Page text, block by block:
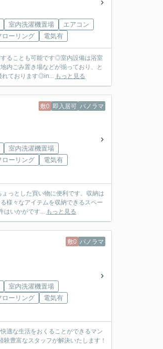
室内洗濯機置場
エアコン
ローリング 電気有
ることも可能です◎室内設備は浴室
内ごみ置き場などが揃っており、と
れております◎in... もっと見る
敷0 即入居可 パノラマ
室内洗濯機置場
ローリング
電気有
っとした買い物に便利です。収納は
様々なアイテムを収納できるスペー
はいかがです... もっと見る
敷0 パノラマ
室内洗濯機置場
ローリング
電気有
適な生活をおくることができるマン
豊富なスタッフが解決いたします！